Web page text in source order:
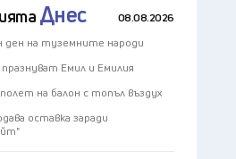
Днес
08.08.2026
ден на туземните народи
Емил и Емилия
на балон с топъл въздух
оставка заради